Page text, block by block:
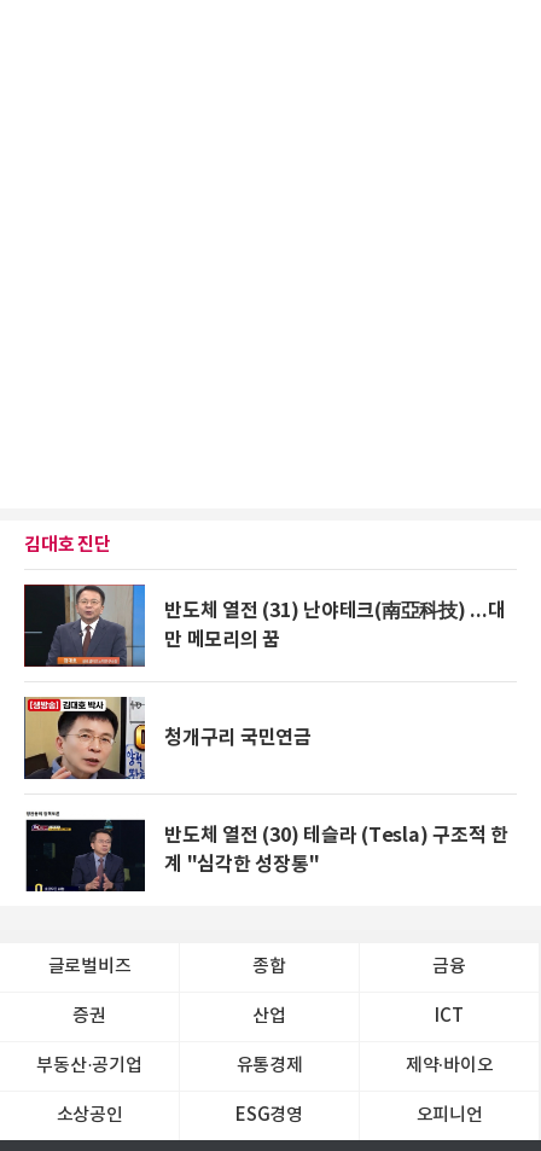
김대호 진단
반도체 열전 (31) 난야테크(南亞科技) ...대
만 메모리의 꿈
청개구리 국민연금
반도체 열전 (30) 테슬라 (Tesla) 구조적 한
계 "심각한 성장통"
글로벌비즈 종합 금융
증권 산업 ICT
부동산·공기업 유통경제 제약∙바이오
소상공인 ESG경영 오피니언